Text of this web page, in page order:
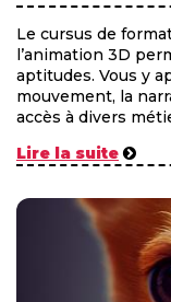
Le cursus de
l’animation 3D
aptitudes. Vous y
mouvement, la
accès à divers
Lire la suite